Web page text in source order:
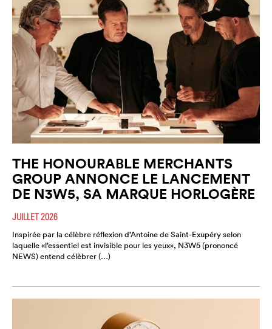
THE HONOURABLE MERCHANTS
GROUP ANNONCE LE LANCEMENT
DE N3W5, SA MARQUE HORLOGÈRE
JUILLET 2026
Inspirée par la célèbre réflexion d’Antoine de Saint-Exupéry selon
laquelle «l’essentiel est invisible pour les yeux», N3W5 (prononcé
NEWS) entend célèbrer (…)